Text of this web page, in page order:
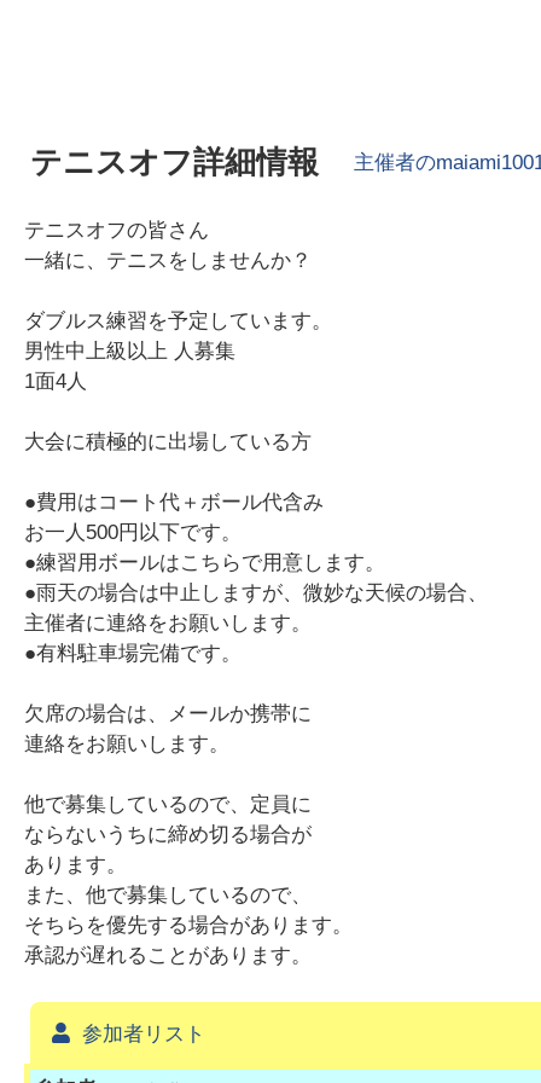
テニスオフ詳細情報 主催者の
テニスオフの皆さん
一緒に、テニスをしませんか？
ダブルス練習を予定しています。
男性中上級以上 人募集
1面4人
大会に積極的に出場している方
●費用はコート代＋ボール代含み
お一人500円以下です。
●練習用ボールはこちらで用意します。
●雨天の場合は中止しますが、微妙な天候の場合、
主催者に連絡をお願いします。
●有料駐車場完備です。
欠席の場合は、メールか携帯に
連絡をお願いします。
他で募集しているので、定員に
ならないうちに締め切る場合が
あります。
また、他で募集しているので、
そちらを優先する場合があります。
承認が遅れることがあります。
参加者リスト